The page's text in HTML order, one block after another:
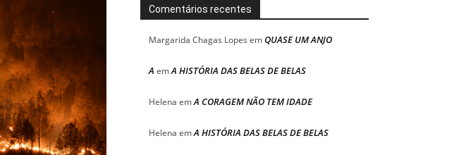
Comentários recentes
Margarida Chagas Lopes emQUASE UM ANJO
A emA HISTÓRIA DAS BELAS DE BELAS
Helena emA CORAGEM NÃO TEM IDADE
Helena emA HISTÓRIA DAS BELAS DE BELAS